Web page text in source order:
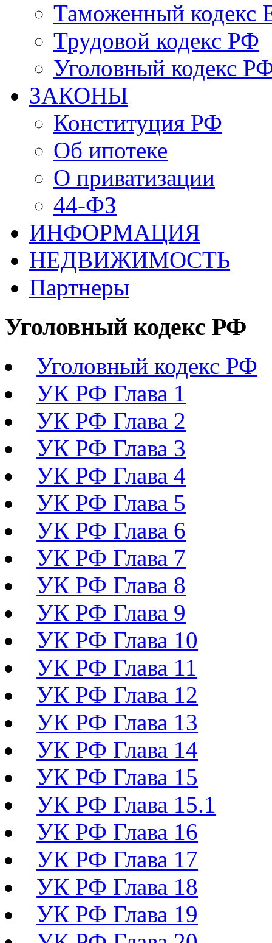
Таможенный
Трудовой кодекс РФ
Уголовный кодекс
ЗАКОНЫ
Конституция РФ
Об ипотеке
О приватизации
44-ФЗ
ИНФОРМАЦИЯ
НЕДВИЖИМОСТЬ
Партнеры
Уголовный кодекс РФ
Уголовный кодекс РФ
УК РФ Глава 1
УК РФ Глава 2
УК РФ Глава 3
УК РФ Глава 4
УК РФ Глава 5
УК РФ Глава 6
УК РФ Глава 7
УК РФ Глава 8
УК РФ Глава 9
УК РФ Глава 10
УК РФ Глава 11
УК РФ Глава 12
УК РФ Глава 13
УК РФ Глава 14
УК РФ Глава 15
УК РФ Глава 15.1
УК РФ Глава 16
УК РФ Глава 17
УК РФ Глава 18
УК РФ Глава 19